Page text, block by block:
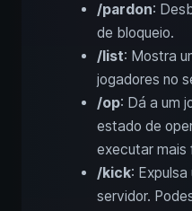
/pardon:
de bloqueio.
/list: Mostra
jogadores no
/op: Dá a um
estado de
executar mais
/kick:
servidor.